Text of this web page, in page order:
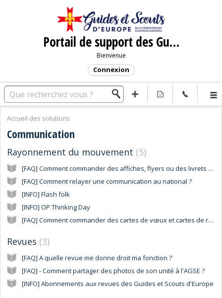
Portail de support des Guides et Scouts d'Europe
Bienvenue
Connexion
Accueil des solutions
Communication
Rayonnement du mouvement 5
[FAQ] Comment commander des affiches, flyers ou des livrets pédagogiques ?
[FAQ] Comment relayer une communication au national ?
[INFO] Flash folk
[INFO] OP Thinking Day
[FAQ] Comment commander des cartes de vœux et cartes de remerciements ?
Revues 3
[FAQ] A quelle revue me donne droit ma fonction ?
[FAQ] - Comment partager des photos de son unité à l'AGSE ?
[INFO] Abonnements aux revues des Guides et Scouts d'Europe